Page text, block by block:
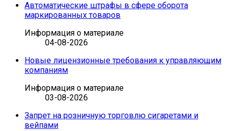
Автоматические штрафы в сфере оборота
маркированных товаров
Информация о материале
04-08-2026
Новые лицензионные требования к управляющим
компаниям
Информация о материале
03-08-2026
Запрет на розничную торговлю сигаретами и
вейпами